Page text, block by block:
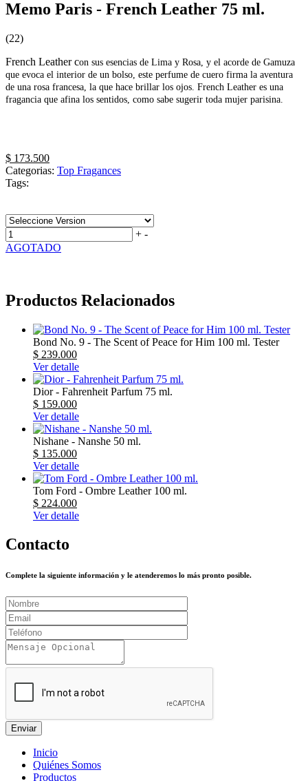
Memo Paris - French Leather 75 ml.
(22)
French Leather con sus esencias de Lima y Rosa, y el acorde de Gamuza
que evoca el interior de un bolso, este perfume de cuero firma la aventura
de una rosa francesa, la que hace brillar los ojos. French Leather es una
fragancia que afina los sentidos, como sabe sugerir toda mujer parisina.
$ 173.500
Categorias: Top Fragances
Tags:
+ -
AGOTADO
Productos Relacionados
Bond No. 9 - The Scent of Peace for Him 100 ml. Tester
$ 239.000
Ver detalle
Dior - Fahrenheit Parfum 75 ml.
$ 159.000
Ver detalle
Nishane - Nanshe 50 ml.
$ 135.000
Ver detalle
Tom Ford - Ombre Leather 100 ml.
$ 224.000
Ver detalle
Contacto
Complete la siguiente información y le atenderemos lo más pronto posible.
Enviar
Inicio
Quiénes Somos
Productos